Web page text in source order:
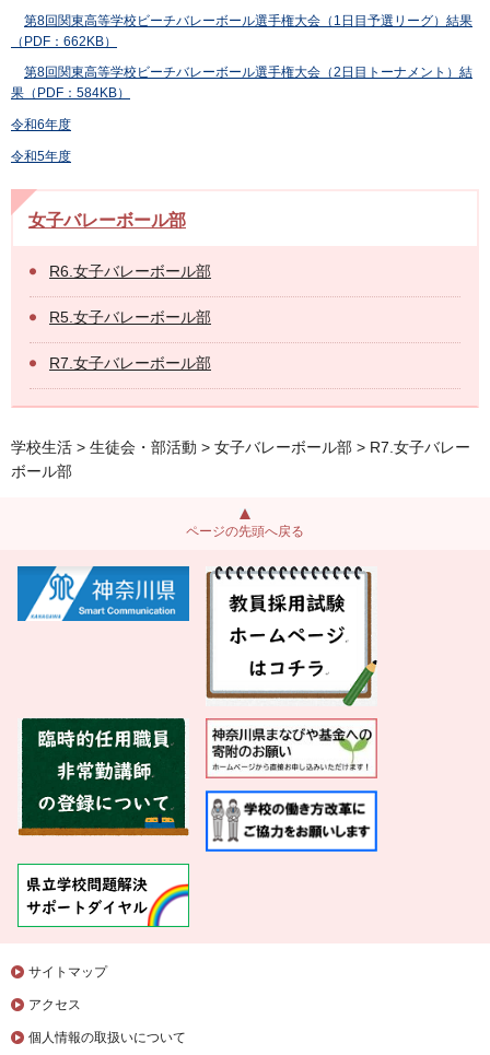
第8回関東高等学校ビーチバレーボール選手権大会（1日目予選リーグ）結果
（PDF：662KB）
第8回関東高等学校ビーチバレーボール選手権大会（2日目トーナメント）結
果（PDF：584KB）
令和6年度
令和5年度
女子バレーボール部
R6.女子バレーボール部
R5.女子バレーボール部
R7.女子バレーボール部
学校生活 > 生徒会・部活動 > 女子バレーボール部 > R7.女子バレー
ボール部
ページの先頭へ戻る
サイトマップ
アクセス
個人情報の取扱いについて